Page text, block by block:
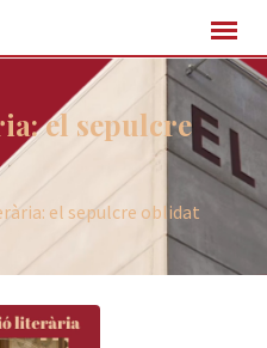
el sepulcre
el sepulcre oblidat